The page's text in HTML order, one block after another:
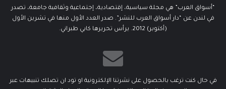
“أسواق العرب” هي مجلة سياسية، إقتصادية، إجتماعية وثقافية جامعة، تصدر
في لندن عن “دار أسواق العرب للنشر”. صدر العدد الأول منها في تشرين الأول
(أكتوبر) 2012. يرأس تحريرها كابي طبراني.
في حال كنت ترغب بالحصول على نشرتنا الإلكترونية او تود ان تصلك تنبيهات عبر